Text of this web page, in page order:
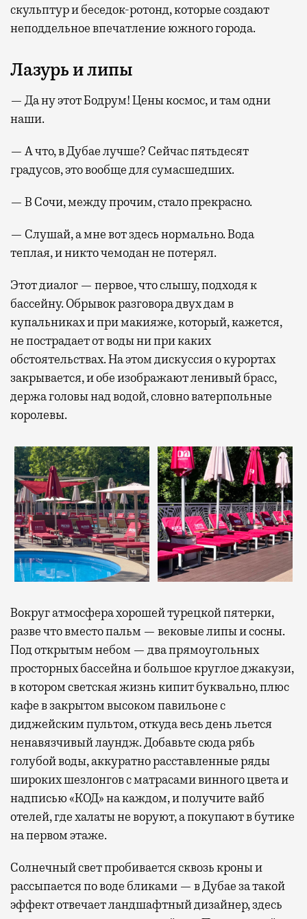
скульптур и беседок-ротонд, которые создают
неподдельное впечатление южного города.
Лазурь и липы
— Да ну этот Бодрум! Цены космос, и там одни
наши.
— А что, в Дубае лучше? Сейчас пятьдесят
градусов, это вообще для сумасшедших.
— В Сочи, между прочим, стало прекрасно.
— Слушай, а мне вот здесь нормально. Вода
теплая, и никто чемодан не потерял.
Этот диалог — первое, что слышу, подходя к
бассейну. Обрывок разговора двух дам в
купальниках и при макияже, который, кажется,
не пострадает от воды ни при каких
обстоятельствах. На этом дискуссия о курортах
закрывается, и обе изображают ленивый брасс,
держа головы над водой, словно ватерпольные
королевы.
Вокруг атмосфера хорошей турецкой пятерки,
разве что вместо пальм — вековые липы и сосны.
Под открытым небом — два прямоугольных
просторных бассейна и большое круглое джакузи,
в котором светская жизнь кипит буквально, плюс
кафе в закрытом высоком павильоне с
диджейским пультом, откуда весь день льется
ненавязчивый лаундж. Добавьте сюда рябь
голубой воды, аккуратно расставленные ряды
широких шезлонгов с матрасами винного цвета и
надписью «КОД» на каждом, и получите вайб
отелей, где халаты не воруют, а покупают в бутике
на первом этаже.
Солнечный свет пробивается сквозь кроны и
рассыпается по воде бликами — в Дубае за такой
эффект отвечает ландшафтный дизайнер, здесь